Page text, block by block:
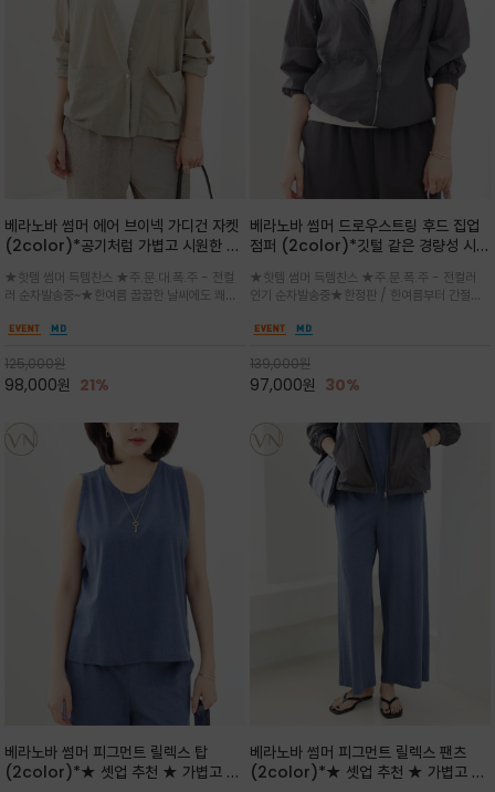
베라노바 썸머 에어 브이넥 가디건 자켓
(2color)*공기처럼 가볍고 시원한 나
브이넥 디자인이라 부담없이 쓱쓱~걸치
는 꾸안꾸!!가볍고 바스락한 나일론 블렌
드 소재감이 세련된 무드를 더해주는 가
★핫템 썸머 득템찬스 ★주.문.대.폭.주 - 전컬
러 순차발송중~★한여름 꿉꿉한 날씨에도 쾌적
일 자켓은 가벼운 무게감과 방수성 덕분에 여름
등과 밸런스를 맞춥니다
125,000원
98,000원 21%
베라노바 썸머 드로우스트링 후드 집업
점퍼 (2color)*깃털 같은 경량성 시원
(Volume Fit)가볍지만 입체적인 실
루엣을 유지하는 구조적 디자인
★핫템 썸머 득템찬스 ★주.문.폭.주 - 전컬러
인기 순차발송중★한정판 / 한여름부터 간절기
단 스토퍼 디테일로 핏 조절이 가능해 실용적/바
가볍게 비치는 세련된후드
139,000원
97,000원 30%
베라노바 썸머 피그먼트 릴렉스 탑
(2color)*★ 셋업 추천 ★ 가볍고 부
베라노바 썸머 피그먼트 릴렉스 팬츠
(2color)*★ 셋업 추천 ★ 가볍고 부